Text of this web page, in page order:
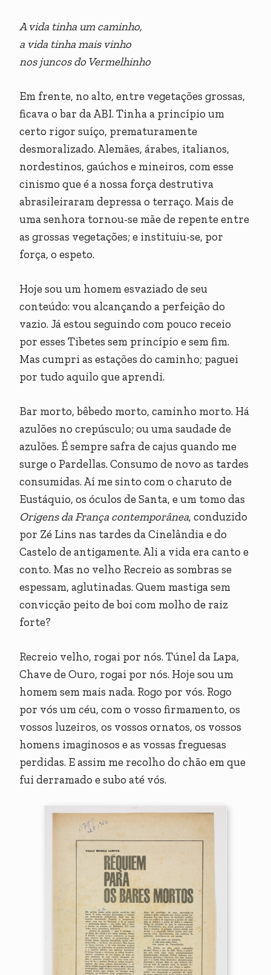
A vida tinha um caminho,
a vida tinha mais vinho
nos juncos do Vermelhinho
Em frente, no alto, entre vegetações grossas,
ficava o bar da ABI. Tinha a princípio um
certo rigor suíço, prematuramente
desmoralizado. Alemães, árabes, italianos,
nordestinos, gaúchos e mineiros, com esse
cinismo que é a nossa força destrutiva
abrasileiraram depressa o terraço. Mais de
uma senhora tornou-se mãe de repente entre
as grossas vegetações; e instituiu-se, por
força, o espeto.
Hoje sou um homem esvaziado de seu
conteúdo: vou alcançando a perfeição do
vazio. Já estou seguindo com pouco receio
por esses Tibetes sem princípio e sem fim.
Mas cumpri as estações do caminho; paguei
por tudo aquilo que aprendi.
Bar morto, bêbedo morto, caminho morto. Há
azulões no crepúsculo; ou uma saudade de
azulões. É sempre safra de cajus quando me
surge o Pardellas. Consumo de novo as tardes
consumidas. Aí me sinto com o charuto de
Eustáquio, os óculos de Santa, e um tomo das
Origens da França contemporânea, conduzido
por Zé Lins nas tardes da Cinelândia e do
Castelo de antigamente. Ali a vida era canto e
conto. Mas no velho Recreio as sombras se
espessam, aglutinadas. Quem mastiga sem
convicção peito de boi com molho de raiz
forte?
Recreio velho, rogai por nós. Túnel da Lapa,
Chave de Ouro, rogai por nós. Hoje sou um
homem sem mais nada. Rogo por vós. Rogo
por vós um céu, com o vosso firmamento, os
vossos luzeiros, os vossos ornatos, os vossos
homens imaginosos e as vossas freguesas
perdidas. E assim me recolho do chão em que
fui derramado e subo até vós.